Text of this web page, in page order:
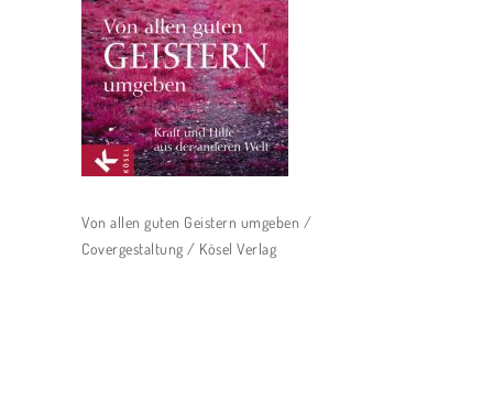
Von allen guten Geistern umgeben /
Covergestaltung / Kösel Verlag